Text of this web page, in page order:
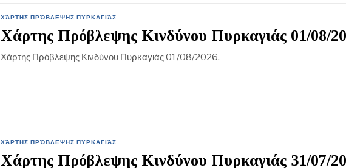
ΧΆΡΤΗΣ ΠΡΌΒΛΕΨΗΣ ΠΥΡΚΑΓΙΆΣ
Χάρτης Πρόβλεψης Κινδύνου Πυρκαγιάς 01/08/
Χάρτης Πρόβλεψης Κινδύνου Πυρκαγιάς 01/08/2026.
ΧΆΡΤΗΣ ΠΡΌΒΛΕΨΗΣ ΠΥΡΚΑΓΙΆΣ
Χάρτης Πρόβλεψης Κινδύνου Πυρκαγιάς 31/07/